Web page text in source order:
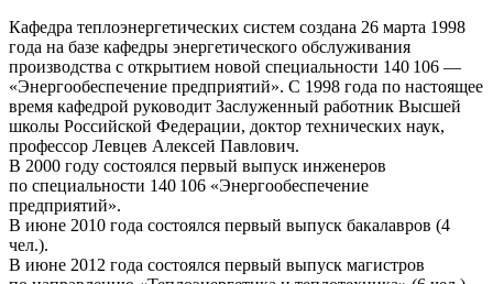
Кафедра теплоэнергетических систем создана 26 марта 1998
года на базе кафедры энергетического обслуживания
производства с открытием новой специальности 140 106 —
«Энергообеспечение предприятий». С 1998 года по настоящее
время кафедрой руководит Заслуженный работник Высшей
школы Российской Федерации, доктор технических наук,
профессор Левцев Алексей Павлович.
В 2000 году состоялся первый выпуск инженеров
по специальности 140 106 «Энергообеспечение
предприятий».
В июне 2010 года состоялся первый выпуск бакалавров (4
чел.).
В июне 2012 года состоялся первый выпуск магистров